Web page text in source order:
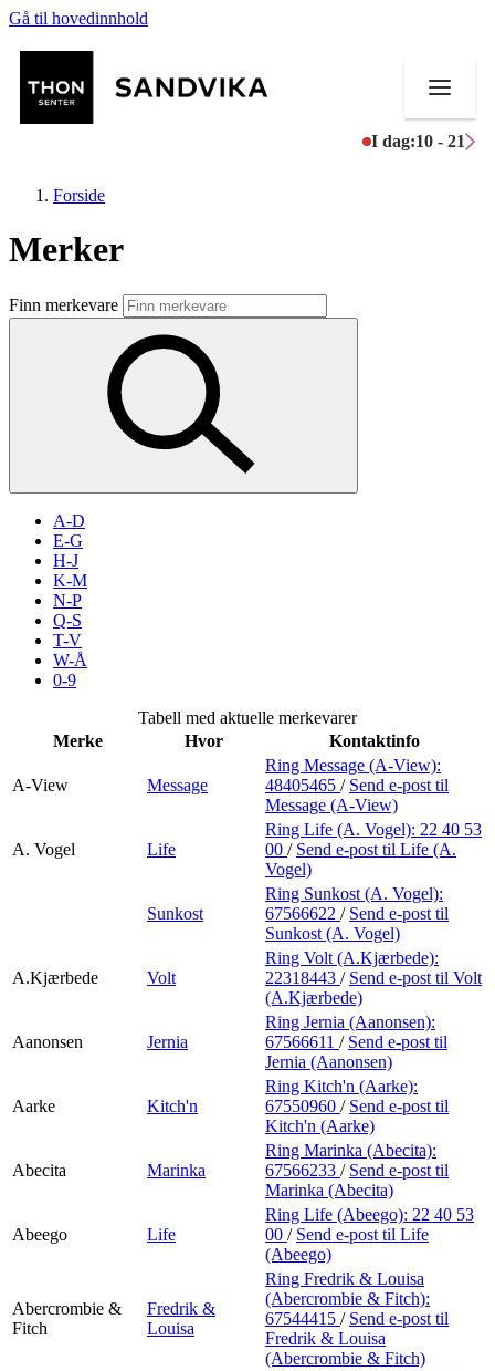
Gå til hovedinnhold
I dag:10 - 21
Butikker
Mat og drikke
Aktiviteter
Merker
Inspirasjon
Søk
Åpningstider
Praktisk informasjon
Min Shopping-app
Forside
Merker
Finn merkevare
A-D
E-G
H-J
K-M
N-P
Q-S
T-V
W-Å
0-9
Tabell med aktuelle merkevarer
Merke
Hvor Kontaktinfo
A-View Message
Ring Message (A-View):
48405465 / Send e-post til
Message (A-View)
A. Vogel Life
Ring Life (A. Vogel): 22 40 53
00 / Send e-post til Life (A.
Vogel)
Sunkost
Ring Sunkost (A. Vogel):
67566622 / Send e-post til
Sunkost (A. Vogel)
A.Kjærbede Volt
Ring Volt (A.Kjærbede):
22318443 / Send e-post til Volt
(A.Kjærbede)
Aanonsen Jernia
Ring Jernia (Aanonsen):
67566611 / Send e-post til
Jernia (Aanonsen)
Aarke Kitch'n
Ring Kitch'n (Aarke):
67550960 / Send e-post til
Kitch'n (Aarke)
Abecita Marinka
Ring Marinka (Abecita):
67566233 / Send e-post til
Marinka (Abecita)
Abeego Life
Ring Life (Abeego): 22 40 53
00 / Send e-post til Life
(Abeego)
Abercrombie &
Fitch
Fredrik &
Louisa
Ring Fredrik & Louisa
(Abercrombie & Fitch):
67544415 / Send e-post til
Fredrik & Louisa
(Abercrombie & Fitch)